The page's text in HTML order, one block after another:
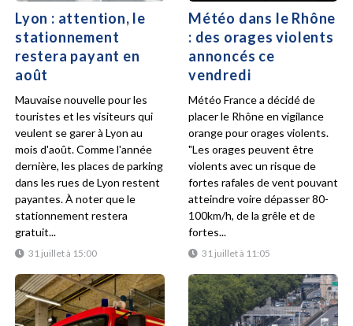
Lyon : attention, le
stationnement
restera payant en
août
31 juillet à 15:00
Mauvaise nouvelle pour les
touristes et les visiteurs qui
veulent se garer à Lyon au
mois d'août. Comme l'année
dernière, les places de parking
dans les rues de Lyon restent
payantes. À noter que le
stationnement restera
gratuit...
Météo dans le Rhône
: des orages violents
annoncés ce
vendredi
31 juillet à 11:05
Météo France a décidé de
placer le Rhône en vigilance
orange pour orages violents.
"Les orages peuvent être
violents avec un risque de
fortes rafales de vent pouvant
atteindre voire dépasser 80-
100km/h, de la grêle et de
fortes...